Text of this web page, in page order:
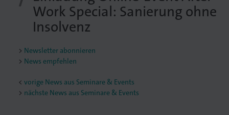
Work Special: Sanierung ohne
Insolvenz
Newsletter abonnieren
News empfehlen
<vorige News aus Seminare & Events
nächste News aus Seminare & Events